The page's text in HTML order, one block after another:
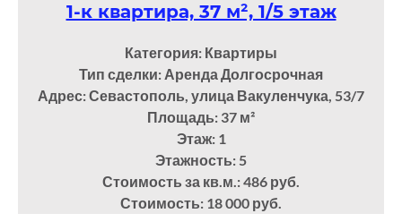
1-к квартира, 37 м², 1/5 этаж
Категория: Квартиры
Тип сделки: Аренда Долгосрочная
Адрес: Севастополь, улица Вакуленчука, 53/7
Площадь: 37 м²
Этаж: 1
Этажность: 5
Стоимость за кв.м.: 486 руб.
Стоимость: 18 000 руб.